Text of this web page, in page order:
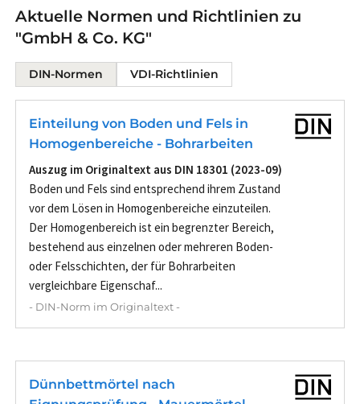
Aktuelle Normen und Richtlinien zu
"GmbH & Co. KG"
DIN-Normen VDI-Richtlinien
Einteilung von Boden und Fels in
Homogenbereiche - Bohrarbeiten
Auszug im Originaltext aus DIN 18301 (2023-09)
Boden und Fels sind entsprechend ihrem Zustand
vor dem Lösen in Homogenbereiche einzuteilen.
Der Homogenbereich ist ein begrenzter Bereich,
bestehend aus einzelnen oder mehreren Boden-
oder Felsschichten, der für Bohrarbeiten
vergleichbare Eigenschaf...
- DIN-Norm im Originaltext -
Dünnbettmörtel nach